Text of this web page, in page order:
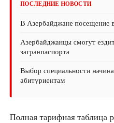
ПОСЛЕДНИЕ НОВОСТИ
В Азербайджане посещение
Азербайджанцы смогут
загранпаспорта
Выбор специальности
абитуриентам
Полная тарифная таблица